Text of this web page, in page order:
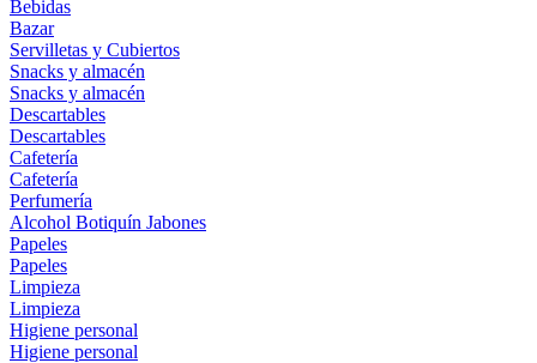
Bebidas
Bazar
Servilletas y Cubiertos
Snacks y almacén
Snacks y almacén
Descartables
Descartables
Cafetería
Cafetería
Perfumería
Alcohol Botiquín Jabones
Papeles
Papeles
Limpieza
Limpieza
Higiene personal
Higiene personal